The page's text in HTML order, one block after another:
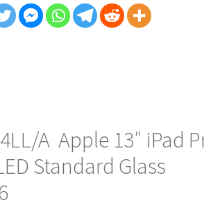
A Apple 13″ iPad
Standard Glass